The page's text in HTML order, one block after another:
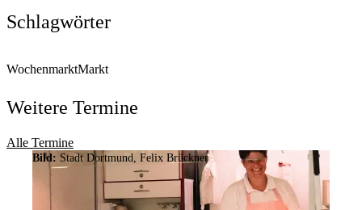
Schlagwörter
WochenmarktMarkt
Weitere Termine
Alle Termine
Bild: Stadt Dortmund, Felix Brückner